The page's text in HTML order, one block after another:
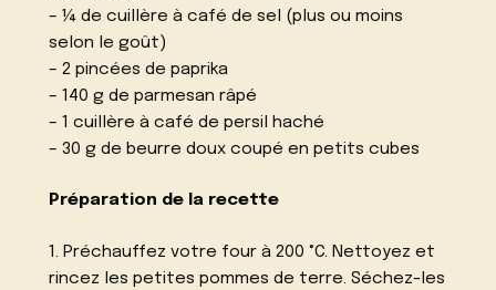
– ¼ de cuillère à café de sel (plus ou moins
selon le goût)
– 2 pincées de paprika
– 140 g de parmesan râpé
– 1 cuillère à café de persil haché
– 30 g de beurre doux coupé en petits cubes
Préparation de la recette
1. Préchauffez votre four à 200 °C. Nettoyez et
rincez les petites pommes de terre. Séchez-les